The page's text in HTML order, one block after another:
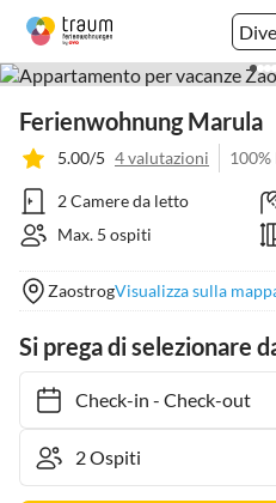
Ferienwohnung Marula
5.00/5 4 valutazioni 100%
2 Camere da letto
Max. 5 ospiti
ZaostrogVisualizza sulla
Si prega di selezionare
Check-in- Check-out